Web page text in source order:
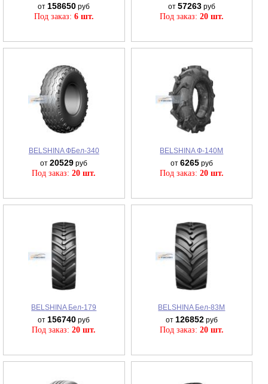
от 158650 руб
Под заказ: 6 шт.
от 57263руб
Под заказ: 20 шт.
BELSHINA ФБел-340
от20529 руб
Под заказ:20 шт.
BELSHINA Ф-140М
от 6265руб
Под заказ: 20 шт.
BELSHINA Бел-179
от 156740 руб
Под заказ:20 шт.
BELSHINA Бел-83М
от 126852руб
Под заказ: 20 шт.